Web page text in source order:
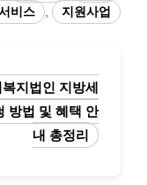
비스
, 지원사업
지법인 지방세
방법 및 혜택 안
내 총정리